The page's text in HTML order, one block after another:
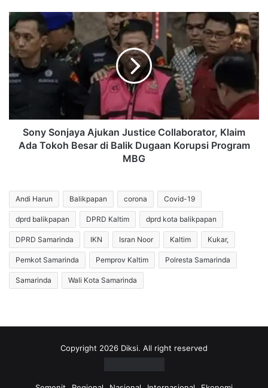
Iklan
Legal
Sony
Sonjaya
Ajukan
Justice
Collaborator,
Klaim
Besar
Balik
MBG
Sony Sonjaya Ajukan Justice Collaborator, Klaim
Ada Tokoh Besar di Balik Dugaan Korupsi Program
MBG
Andi Harun Balikpapan corona Covid-19
dprd balikpapan DPRD Kaltim dprd kota balikpapan
DPRD Samarinda IKN Isran Noor Kaltim Kukar,
Pemkot Samarinda Pemprov Kaltim Polresta Samarinda
Samarinda Wali Kota Samarinda
Copyright 2026 Diksi. All right reserved